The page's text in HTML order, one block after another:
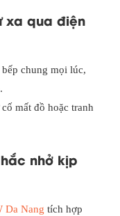
xa qua điện
chung mọi lúc,
mất đồ hoặc tranh
nhở kịp
Da Nang tích hợp